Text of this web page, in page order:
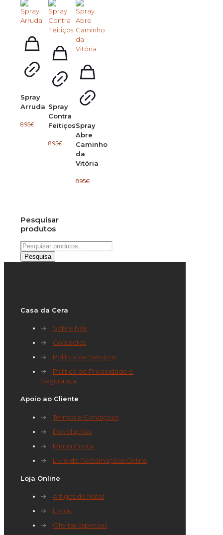
Spray
Arruda
8.95€
Spray
Contra
Feitiços
8.95€
Spray
Abre
Caminho
da
Vitória
8.95€
Pesquisar
produtos
Pesquisar
por:
Pesquisa
Casa da Cera
→
Sobre Nós
→
Contactos
→
Política de Serviços
→
Política de Privacidade e
Segurança
Apoio ao Cliente
→
Termos e Condições
→
Devoluções
→
Minha Conta
→
Livro de Reclamações Online
Loja Online
→
Artigos de Natal
→
Livros
→
Ofertas Especiais